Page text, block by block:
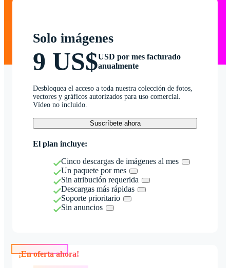
Solo imágenes
9 US$USD por mes facturado
anualmente
Desbloquea el acceso a toda nuestra colección de fotos,
vectores y gráficos autorizados para uso comercial.
Vídeo no incluido.
Suscríbete ahora
El plan incluye:
Cinco descargas de imágenes al mes
Un paquete por mes
Sin atribución requerida
Descargas más rápidas
Soporte prioritario
Sin anuncios